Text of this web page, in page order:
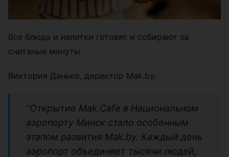
Все блюда и напитки готовят и собирают за
считаные минуты.
Виктория Данько, директор Mak.by:
“Открытие Mak.Cafe в Национальном
аэропорту Минск стало особенным
этапом развития Mak.by. Каждый день
аэропорт объединяет тысячи людей,